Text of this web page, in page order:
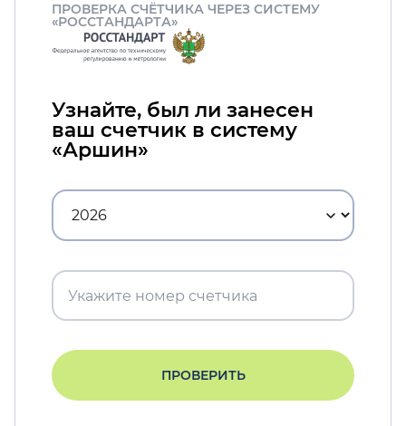
ПРОВЕРКА СЧЁТЧИКА ЧЕРЕЗ СИСТЕМУ
«РОССТАНДАРТА»
Узнайте, был ли занесен
ваш счетчик в систему
«Аршин»
ПРОВЕРИТЬ